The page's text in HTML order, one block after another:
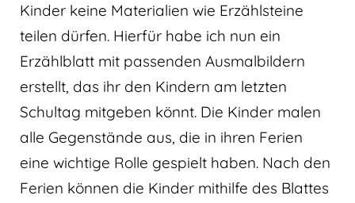
Kinder keine Materialien wie Erzählsteine
teilen dürfen. Hierfür habe ich nun ein
Erzählblatt mit passenden Ausmalbildern
erstellt, das ihr den Kindern am letzten
Schultag mitgeben könnt. Die Kinder malen
alle Gegenstände aus, die in ihren Ferien
eine wichtige Rolle gespielt haben. Nach den
Ferien können die Kinder mithilfe des Blattes